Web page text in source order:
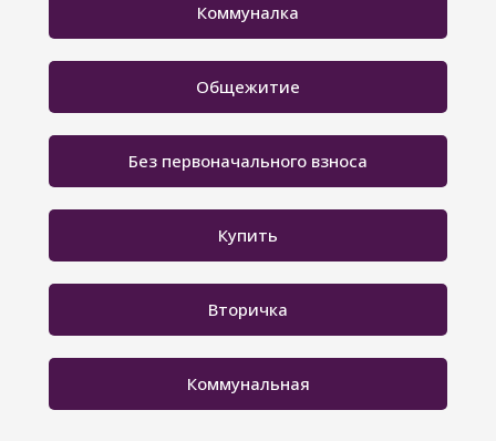
Без первоначального взноса
Общежитие
Коммуналка
Коммунальная
Вторичка
Купить